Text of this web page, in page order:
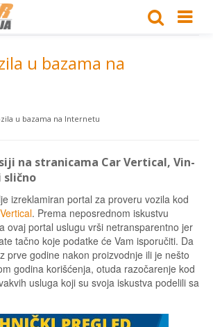
u bazama na
u bazama na Internetu
na stranicama Car Vertical, Vin-
slično
izreklamiran portal za proveru vozila kod
. Prema neposrednom iskustvu
ovaj portal uslugu vrši netransparentno jer
tačno koje podatke će Vam isporučiti. Da
prve godine nakon proizvodnje ili je nešto
godina korišćenja, otuda razočarenje kod
usluga koji su svoja iskustva podelili sa